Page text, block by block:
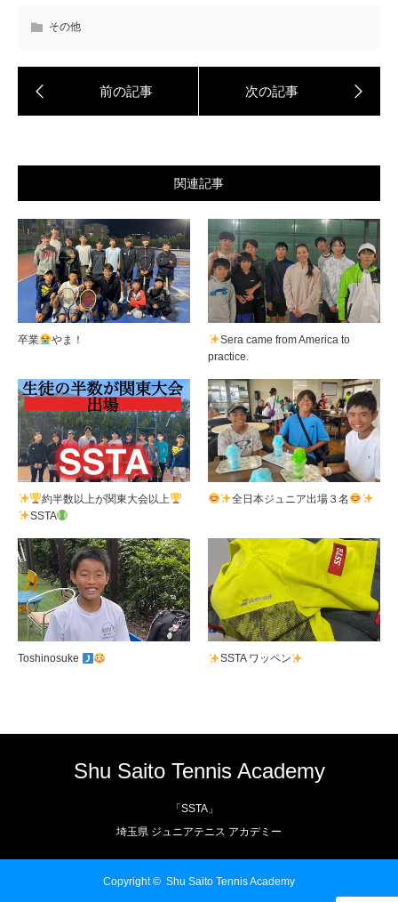
その他
関連記事
卒業 やま！
Sera came from America to
practice.
約半数以上が関東大会以上
SSTA
全日本ジュニア出場３名
Toshinosuke SSTA ワッペン
Shu Saito Tennis Academy
「SSTA」
埼玉県 ジュニアテニス アカデミー
Copyright © Shu Saito Tennis Academy